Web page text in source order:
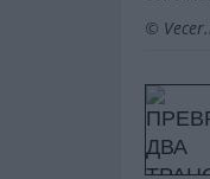
©